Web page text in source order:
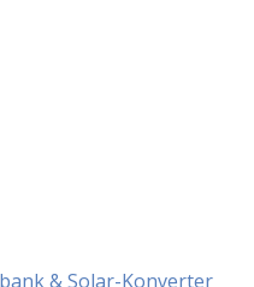
& Solar-Konverter